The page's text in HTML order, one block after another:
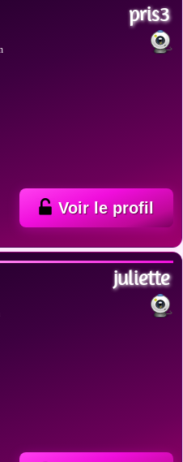
pris3
Voir le profil
juliette